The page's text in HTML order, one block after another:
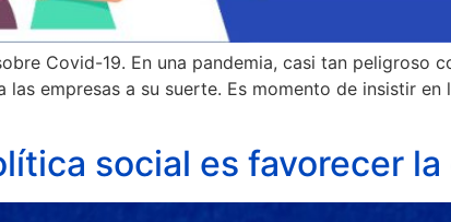
Covid-19. En una pandemia, casi tan peligroso
empresas a su suerte. Es momento de insistir
social es favorecer